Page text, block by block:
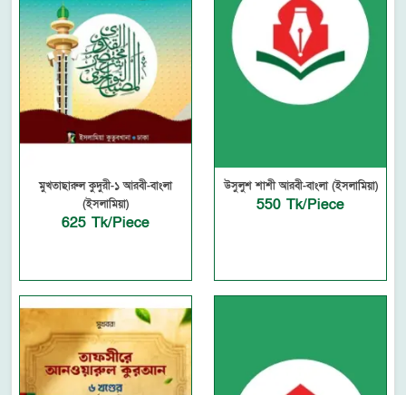
মুখতাছারুল কুদুরী-১ আরবী-বাংলা
(ইসলামিয়া)
625 Tk/Piece
উসুলুশ শাশী আরবী-বাংলা (ইসলামিয়া)
550 Tk/Piece